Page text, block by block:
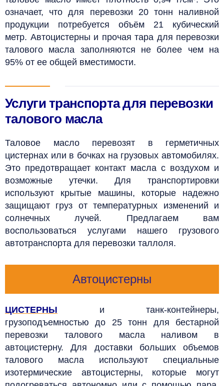
означает, что для перевозки 20 тонн наливной
продукции потребуется объём 21 кубический
метр. Автоцистерны и прочая тара для перевозки
талового масла заполняются не более чем на
95% от ее общей вместимости.
Услуги транспорта для перевозки
талового масла
Таловое масло перевозят в герметичных
цистернах или в бочках на грузовых автомобилях.
Это предотвращает контакт масла с воздухом и
возможные утечки. Для транспортировки
используют крытые машины, которые надежно
защищают груз от температурных изменений и
солнечных лучей. Предлагаем вам
воспользоваться услугами нашего грузового
автотранспорта для перевозки таллоля.
Автоцистерны
ЦИСТЕРНЫ и танк-контейнеры,
грузоподъемностью до 25 тонн для бестарной
перевозки талового масла наливом в
автоцистерну.
Для доставки больших объемов
талового масла используют специальные
изотермические автоцистерны, которые могут